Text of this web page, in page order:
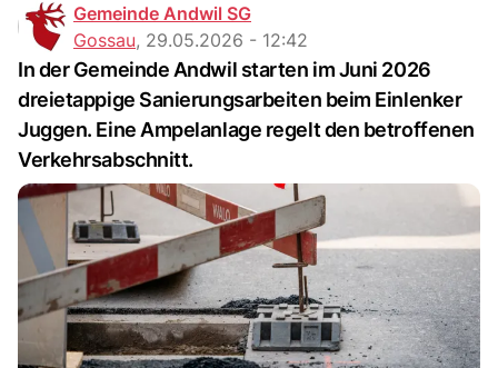
Gemeinde Andwil SG
Gossau, 29.05.2026 - 12:42
In der Gemeinde Andwil starten im Juni 2026
dreietappige Sanierungsarbeiten beim Einlenker
Juggen. Eine Ampelanlage regelt den betroffenen
Verkehrsabschnitt.